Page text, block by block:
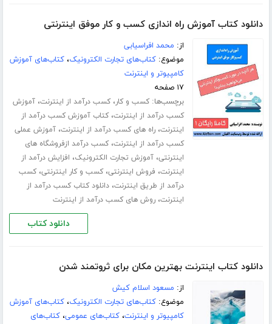
دانلود کتاب آموزش راه اندازی کسب و کار موفق اینترنتی
از: محمد افراسیابی
موضوع:کتاب‌های تجارت الکترونیک،کتاب‌های آموزش
کامپیوتر و اینترنت
۱۷ صفحه
برچسب‌ها:کسب و کار،کسب درآمد از اینترنت،آموزش
کسب درآمد از اینترنت،کتاب آموزش کسب درآمد از
اینترنت،راه های کسب درآمد از اینترنت،آموزش عملی
کسب درآمد از اینترنت،کسب درآمد ازفروشگاه های
اینترنتی،آموزش تجارت الکترونیک، افزایش درآمد از
اینترنت، فروش اینترنتی،کسب و کار اینترنتی،کسب
درآمد از طریق اینترنت،دانلود کتاب کسب درآمد از
اینترنت،روش های کسب درآمد از اینترنت
دانلود کتاب
دانلود کتاب اینترنت بهترین مکان برای ثروتمند شدن
از: مسعود اسلام کیش
موضوع:کتاب‌های تجارت الکترونیک،کتاب‌های آموزش
کامپیوتر و اینترنت،کتاب‌های عمومی،کتاب‌های